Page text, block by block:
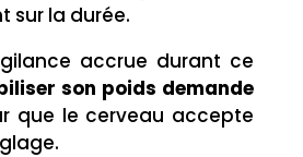
sur la durée.
accrue durant ce
son poids demande
que le cerveau accepte